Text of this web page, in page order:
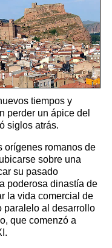
tiempos y
perder un ápice del
siglos atrás.
orígenes romanos de
sobre una
su pasado
poderosa dinastía de
la vida comercial de
paralelo al desarrollo
que comenzó a